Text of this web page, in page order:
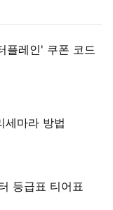
플레인' 쿠폰 코드
세마라 방법
등급표 티어표